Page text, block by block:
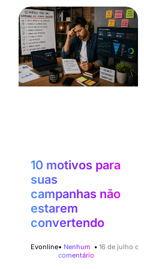
10 motivos para
suas
campanhas não
estarem
convertendo
Evonline 16 de julho
Nenhum
comentário